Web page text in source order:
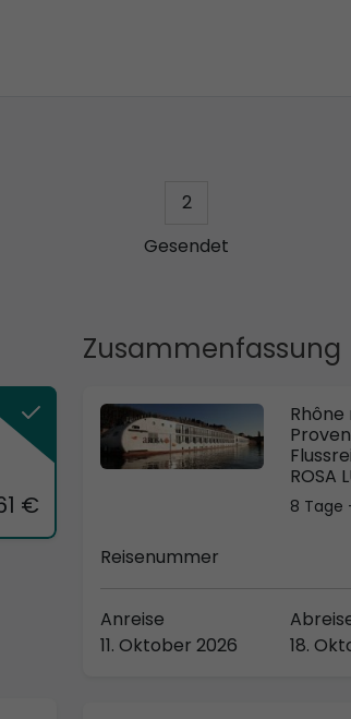
2
Gesendet
Zusammenfassung
Rhône
ROSA
8 Tage
Reisenummer
Anreise
11. Oktober 2026
18.
€